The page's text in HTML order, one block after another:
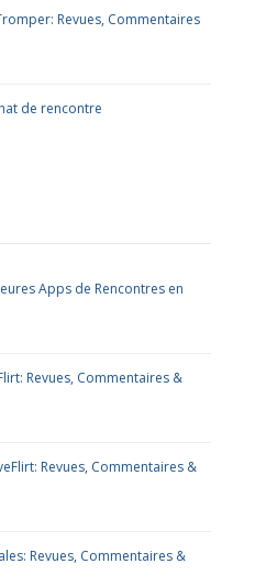
Revues, Commentaires
de rencontre
Apps de Rencontres en
Revues, Commentaires &
Revues, Commentaires &
Revues, Commentaires &